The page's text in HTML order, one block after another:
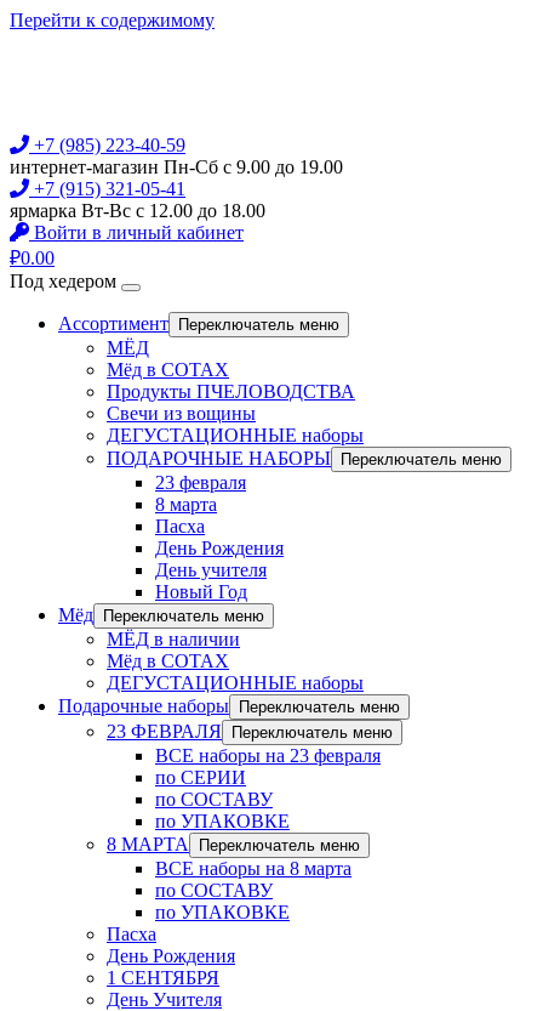
Перейти к содержимому
+7 (985) 223-40-59
интернет-магазин Пн-Сб с 9.00 до 19.00
+7 (915) 321-05-41
ярмарка Вт-Вс с 12.00 до 18.00
Войти в личный кабинет
₽0.00
Под хедером
Ассортимент Переключатель меню
МЁД
Мёд в СОТАХ
Продукты ПЧЕЛОВОДСТВА
Свечи из вощины
ДЕГУСТАЦИОННЫЕ наборы
ПОДАРОЧНЫЕ НАБОРЫ
Переключатель меню
23 февраля
8 марта
Пасха
День Рождения
День учителя
Новый Год
Мёд
Переключатель меню
МЁД в наличии
Мёд в СОТАХ
ДЕГУСТАЦИОННЫЕ наборы
Подарочные наборы
Переключатель меню
23 ФЕВРАЛЯ Переключатель меню
ВСЕ наборы на 23 февраля
по СЕРИИ
по СОСТАВУ
по УПАКОВКЕ
8 МАРТА
Переключатель меню
ВСЕ наборы на 8 марта
по СОСТАВУ
по УПАКОВКЕ
Пасха
День Рождения
1 СЕНТЯБРЯ
День Учителя